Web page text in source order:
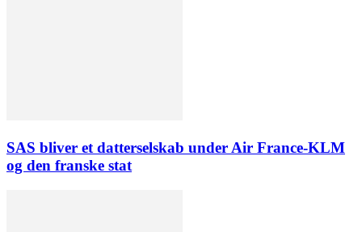
SAS bliver et datterselskab under Air France-KLM
og den franske stat